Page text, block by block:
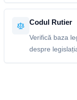
Codul Rutier
Verifică baza
despre